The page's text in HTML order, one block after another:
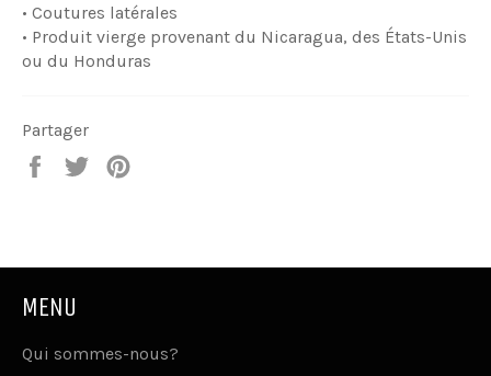
• Coutures latérales
• Produit vierge provenant du Nicaragua, des États-Unis
ou du Honduras
Partager
PartagerTweeter
MENU
Qui sommes-nous?